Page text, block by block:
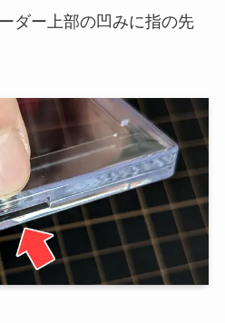
ダー上部の凹みに指の先